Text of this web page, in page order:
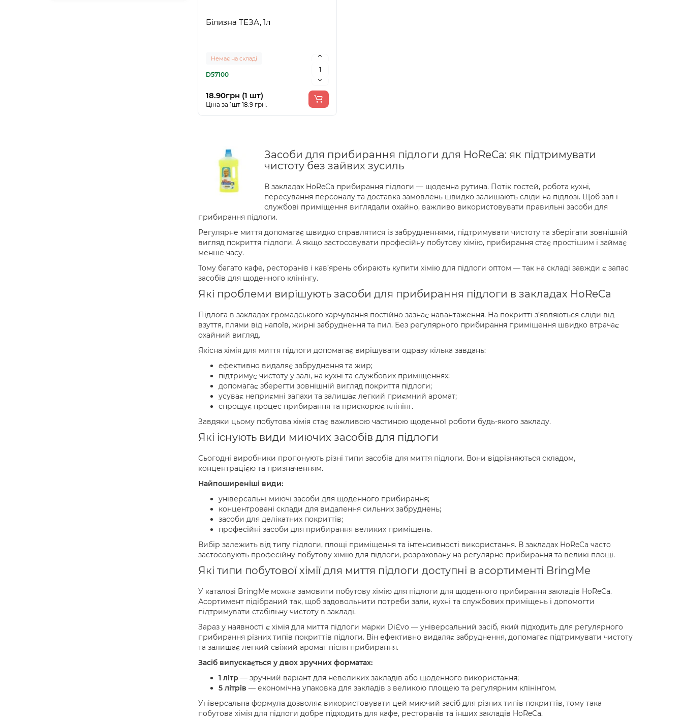
Білизна ТЕЗА, 1л
Немає на складі
D57100
18.90грн (1 шт)
Ціна за 1шт 18.9 грн.
Засоби для прибирання підлоги для HoReCa: як підтримувати
чистоту без зайвих зусиль
В закладах HoReCa прибирання підлоги — щоденна рутина. Потік гостей, робота кухні,
пересування персоналу та доставка замовлень швидко залишають сліди на підлозі. Щоб зал і
службові приміщення виглядали охайно, важливо використовувати правильні засоби для
прибирання підлоги.
Регулярне миття допомагає швидко справлятися із забрудненнями, підтримувати чистоту та зберігати зовнішній
вигляд покриття підлоги. А якщо застосовувати професійну побутову хімію, прибирання стає простішим і займає
менше часу.
Тому багато кафе, ресторанів і кав’ярень обирають купити хімію для підлоги оптом — так на складі завжди є запас
засобів для щоденного клінінгу.
Які проблеми вирішують засоби для прибирання підлоги в закладах HoReCa
Підлога в закладах громадського харчування постійно зазнає навантаження. На покритті з’являються сліди від
взуття, плями від напоїв, жирні забруднення та пил. Без регулярного прибирання приміщення швидко втрачає
охайний вигляд.
Якісна хімія для миття підлоги допомагає вирішувати одразу кілька завдань:
ефективно видаляє забруднення та жир;
підтримує чистоту у залі, на кухні та службових приміщеннях;
допомагає зберегти зовнішній вигляд покриття підлоги;
усуває неприємні запахи та залишає легкий приємний аромат;
спрощує процес прибирання та прискорює клінінг.
Завдяки цьому побутова хімія стає важливою частиною щоденної роботи будь-якого закладу.
Які існують види миючих засобів для підлоги
Сьогодні виробники пропонують різні типи засобів для миття підлоги. Вони відрізняються складом,
концентрацією та призначенням.
Найпоширеніші види:
універсальні миючі засоби для щоденного прибирання;
концентровані склади для видалення сильних забруднень;
засоби для делікатних покриттів;
професійні засоби для прибирання великих приміщень.
Вибір залежить від типу підлоги, площі приміщення та інтенсивності використання. В закладах HoReCa часто
застосовують професійну побутову хімію для підлоги, розраховану на регулярне прибирання та великі площі.
Які типи побутової хімії для миття підлоги доступні в асортименті BringMe
У каталозі BringMe можна замовити побутову хімію для підлоги для щоденного прибирання закладів HoReCa.
Асортимент підібраний так, щоб задовольнити потреби зали, кухні та службових приміщень і допомогти
підтримувати стабільну чистоту в закладі.
Зараз у наявності є хімія для миття підлоги марки DiЄvo — універсальний засіб, який підходить для регулярного
прибирання різних типів покриттів підлоги. Він ефективно видаляє забруднення, допомагає підтримувати чистоту
та залишає легкий свіжий аромат після прибирання.
Засіб випускається у двох зручних форматах:
1 літр — зручний варіант для невеликих закладів або щоденного використання;
5 літрів — економічна упаковка для закладів з великою площею та регулярним клінінгом.
Універсальна формула дозволяє використовувати цей миючий засіб для різних типів покриттів, тому така
побутова хімія для підлоги добре підходить для кафе, ресторанів та інших закладів HoReCa.